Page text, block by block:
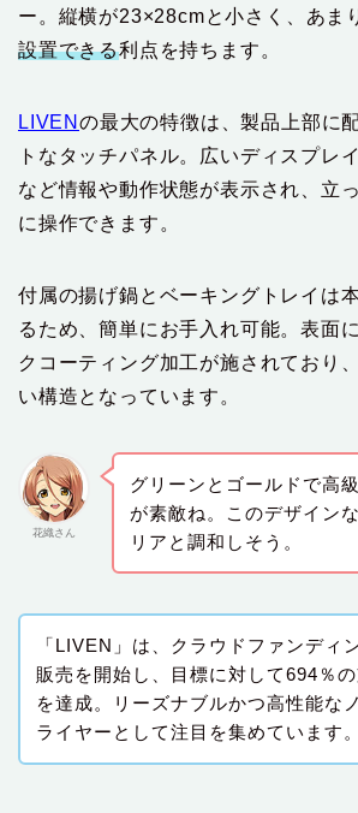
ー。縦横が23×28cmと小さく、あま
設置できる利点を持ちます。
LIVEN の最大の特徴は、製品上部に
トなタッチパネル。広いディスプレ
など情報や動作状態が表示され、立
に操作できます。
付属の揚げ鍋とベーキングトレイは
るため、簡単にお手入れ可能。表面
クコーティング加工が施されており
い構造となっています。
花織さん
グリーンとゴールドで高
が素敵ね。このデザイン
リアと調和しそう。
「LIVEN」は、クラウドファンディ
販売を開始し、目標に対して694％
を達成。リーズナブルかつ高性能な
ライヤーとして注目を集めています。